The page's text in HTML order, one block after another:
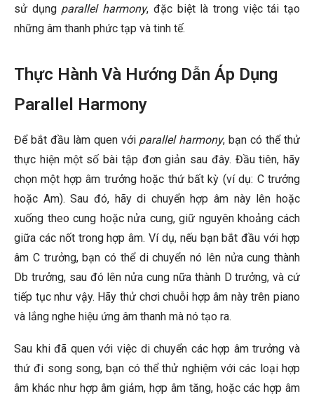
sử dụng parallel harmony, đặc biệt là trong việc tái tạo
những âm thanh phức tạp và tinh tế.
Thực Hành Và Hướng Dẫn Áp Dụng
Parallel Harmony
Để bắt đầu làm quen với parallel harmony, bạn có thể thử
thực hiện một số bài tập đơn giản sau đây. Đầu tiên, hãy
chọn một hợp âm trưởng hoặc thứ bất kỳ (ví dụ: C trưởng
hoặc Am). Sau đó, hãy di chuyển hợp âm này lên hoặc
xuống theo cung hoặc nửa cung, giữ nguyên khoảng cách
giữa các nốt trong hợp âm. Ví dụ, nếu bạn bắt đầu với hợp
âm C trưởng, bạn có thể di chuyển nó lên nửa cung thành
Db trưởng, sau đó lên nửa cung nữa thành D trưởng, và cứ
tiếp tục như vậy. Hãy thử chơi chuỗi hợp âm này trên piano
và lắng nghe hiệu ứng âm thanh mà nó tạo ra.
Sau khi đã quen với việc di chuyển các hợp âm trưởng và
thứ đi song song, bạn có thể thử nghiệm với các loại hợp
âm khác như hợp âm giảm, hợp âm tăng, hoặc các hợp âm